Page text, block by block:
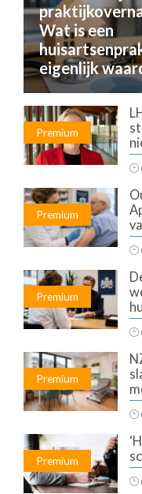
Wat is een
eigenlijk
Premium
Premium
Premium
Premium
Premium